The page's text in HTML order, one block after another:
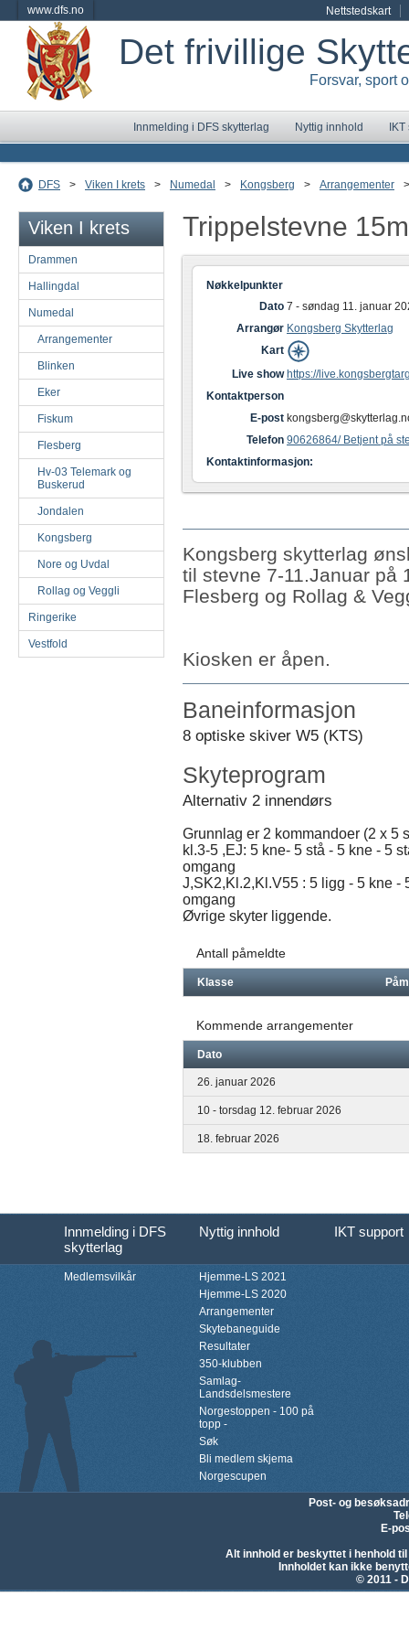
www.dfs.no Nettstedskart
Det frivillige
Forsvar, sport
Innmelding i DFS skytterlag Nyttig innhold
DFS > Viken I krets > Numedal > Kongsberg > Arrangementer >
Viken I krets
Drammen
Hallingdal
Numedal
Arrangementer
Blinken
Eker
Fiskum
Flesberg
Hv-03 Telemark og
Buskerud
Jondalen
Kongsberg
Nore og Uvdal
Rollag og Veggli
Ringerike
Vestfold
Trippelstevne
Nøkkelpunkter
Dato 7 - søndag 11. januar
Arrangør Kongsberg Skytterlag
Kart
Live show https://
Kontaktperson
E-post
Telefon 90626864/ Betjent på
Kontaktinformasjon:
Kongsberg skytterlag
til stevne 7-11.Januar på
Flesberg og Rollag &
Kiosken er åpen.
Baneinformasjon
8 optiske skiver W5 (KTS)
Skyteprogram
Alternativ 2 innendørs
Grunnlag er 2 kommandoer (2 x 5
kl.3-5 ,EJ: 5 kne- 5 stå - 5 kne - 5
omgang
J,SK2,Kl.2,Kl.V55 : 5 ligg - 5 kne -
omgang
Øvrige skyter liggende.
Antall påmeldte
Klasse
Kommende arrangementer
Dato
26. januar 2026
10 - torsdag 12. februar 2026
18. februar 2026
Innmelding i DFS
skytterlag
Nyttig innhold IKT support
Medlemsvilkår
Hjemme-LS 2021
Hjemme-LS 2020
Arrangementer
Skytebaneguide
Resultater
350-klubben
Samlag-
Landsdelsmestere
Norgestoppen - 100 på
topp -
Søk
Bli medlem skjema
Norgescupen
Post- og
E-
Alt innhold er beskyttet i henhold
Innholdet kan ikke
© 2011 -